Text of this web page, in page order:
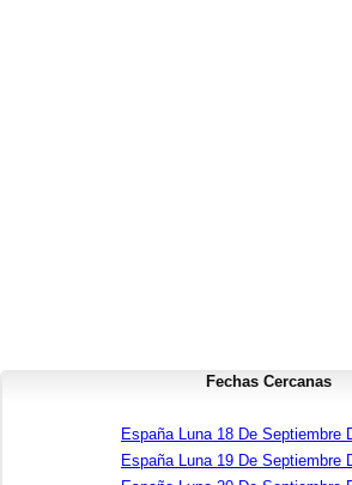
Fechas Cercanas
España Luna 18 De Septiembre
España Luna 19 De Septiembre